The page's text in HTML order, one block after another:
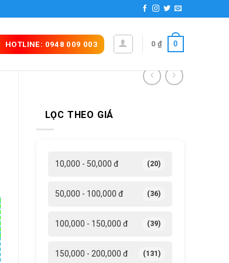
HOTLINE: 0948 009 003 0 ₫ 0
LỌC THEO GIÁ
10,000 - 50,000 đ (20)
50,000 - 100,000 đ (36)
100,000 - 150,000 đ (39)
150,000 - 200,000 đ (131)